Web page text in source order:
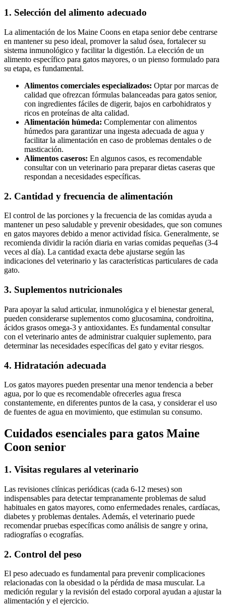
1. Selección del alimento adecuado
La alimentación de los Maine Coons en etapa senior debe centrarse
en mantener su peso ideal, promover la salud ósea, fortalecer su
sistema inmunológico y facilitar la digestión. La elección de un
alimento específico para gatos mayores, o un pienso formulado para
su etapa, es fundamental.
Alimentos comerciales especializados: Optar por marcas de
calidad que ofrezcan fórmulas balanceadas para gatos senior,
con ingredientes fáciles de digerir, bajos en carbohidratos y
ricos en proteínas de alta calidad.
Alimentación húmeda: Complementar con alimentos
húmedos para garantizar una ingesta adecuada de agua y
facilitar la alimentación en caso de problemas dentales o de
masticación.
Alimentos caseros: En algunos casos, es recomendable
consultar con un veterinario para preparar dietas caseras que
respondan a necesidades específicas.
2. Cantidad y frecuencia de alimentación
El control de las porciones y la frecuencia de las comidas ayuda a
mantener un peso saludable y prevenir obesidades, que son comunes
en gatos mayores debido a menor actividad física. Generalmente, se
recomienda dividir la ración diaria en varias comidas pequeñas (3-4
veces al día). La cantidad exacta debe ajustarse según las
indicaciones del veterinario y las características particulares de cada
gato.
3. Suplementos nutricionales
Para apoyar la salud articular, inmunológica y el bienestar general,
pueden considerarse suplementos como glucosamina, condroitina,
ácidos grasos omega-3 y antioxidantes. Es fundamental consultar
con el veterinario antes de administrar cualquier suplemento, para
determinar las necesidades específicas del gato y evitar riesgos.
4. Hidratación adecuada
Los gatos mayores pueden presentar una menor tendencia a beber
agua, por lo que es recomendable ofrecerles agua fresca
constantemente, en diferentes puntos de la casa, y considerar el uso
de fuentes de agua en movimiento, que estimulan su consumo.
Cuidados esenciales para gatos Maine
Coon senior
1. Visitas regulares al veterinario
Las revisiones clínicas periódicas (cada 6-12 meses) son
indispensables para detectar tempranamente problemas de salud
habituales en gatos mayores, como enfermedades renales, cardíacas,
diabetes y problemas dentales. Además, el veterinario puede
recomendar pruebas específicas como análisis de sangre y orina,
radiografías o ecografías.
2. Control del peso
El peso adecuado es fundamental para prevenir complicaciones
relacionadas con la obesidad o la pérdida de masa muscular. La
medición regular y la revisión del estado corporal ayudan a ajustar la
alimentación y el ejercicio.